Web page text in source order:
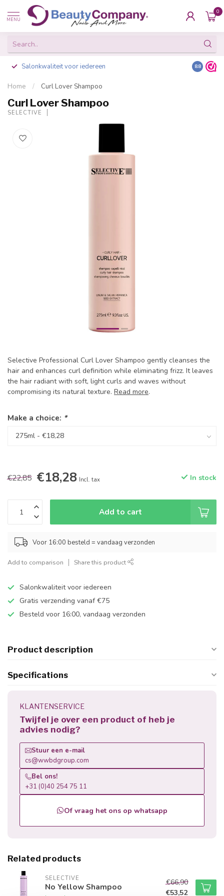
MENU
0
Salonkwaliteit voor iedereen Gratis
8.8
Home / Curl Lover Shampoo
Curl Lover Shampoo
SELECTIVE
Selective Professional Curl Lover Shampoo gently cleanses the
hair and enhances curl definition while eliminating frizz. It leaves
the hair radiant with soft, light curls and waves without
compromising its natural texture. Read more.
Make a choice: *
€22,85 €18,28 Incl. tax In stock
Add to cart
Voor 16:00 besteld = vandaag verzonden
Add to comparison Share this product
Salonkwaliteit voor iedereen
Gratis verzending vanaf €75
Besteld voor 16:00, vandaag verzonden
Product description
Specifications
KLANTENSERVICE
Twijfel je over een product of heb je
advies nodig?
Stuur een e-mail
cs@wwbdgroup.com
Bel ons!
+31 (0)40 254 75 11
Of vraag het ons op whatsapp
Related products
SELECTIVE
No Yellow Shampoo
€66,90
€53,52